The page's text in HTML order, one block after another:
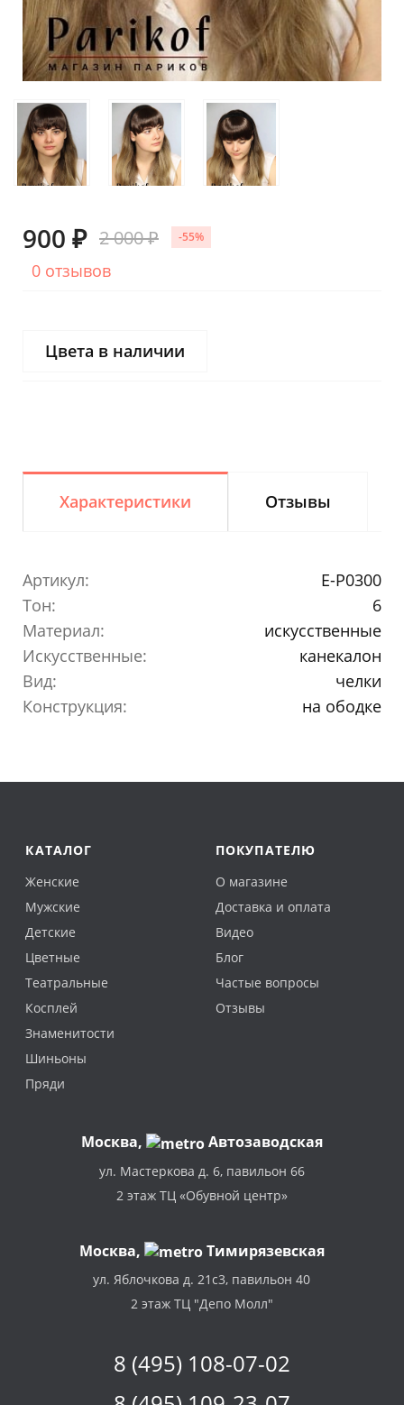
900 ₽ 2 000 ₽ -55%
0 отзывов
Цвета в наличии
Характеристики Отзывы
Артикул:
E-P0300
Тон:
6
Материал:
искусственные
Искусственные:
канекалон
Вид:
челки
Конструкция:
на ободке
КАТАЛОГ
Женские
Мужские
Детские
Цветные
Театральные
Косплей
Знаменитости
Шиньоны
Пряди
ПОКУПАТЕЛЮ
О магазине
Доставка и оплата
Видео
Блог
Частые вопросы
Отзывы
Москва, Автозаводская
ул. Мастеркова д. 6, павильон 66
2 этаж ТЦ «Обувной центр»
Москва, Тимирязевская
ул. Яблочкова д. 21с3, павильон 40
2 этаж ТЦ "Депо Молл"
8 (495) 108-07-02